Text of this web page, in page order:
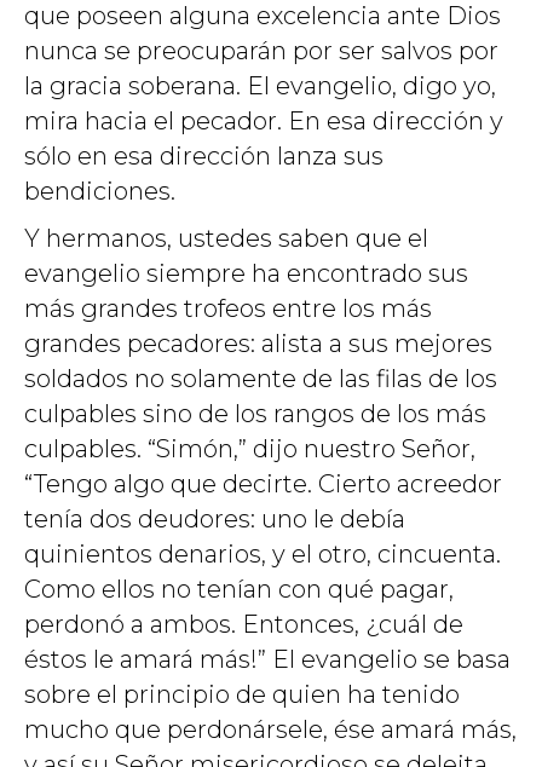
que poseen alguna excelencia ante Dios
nunca se preocuparán por ser salvos por
la gracia soberana. El evangelio, digo yo,
mira hacia el pecador. En esa dirección y
sólo en esa dirección lanza sus
bendiciones.
Y hermanos, ustedes saben que el
evangelio siempre ha encontrado sus
más grandes trofeos entre los más
grandes pecadores: alista a sus mejores
soldados no solamente de las filas de los
culpables sino de los rangos de los más
culpables. “Simón,” dijo nuestro Señor,
“Tengo algo que decirte. Cierto acreedor
tenía dos deudores: uno le debía
quinientos denarios, y el otro, cincuenta.
Como ellos no tenían con qué pagar,
perdonó a ambos. Entonces, ¿cuál de
éstos le amará más!” El evangelio se basa
sobre el principio de quien ha tenido
mucho que perdonársele, ése amará más,